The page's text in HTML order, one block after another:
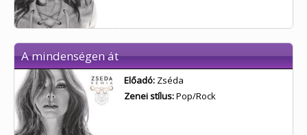
A mindenségen át
Előadó: Zséda
Zenei stílus:Pop/Rock